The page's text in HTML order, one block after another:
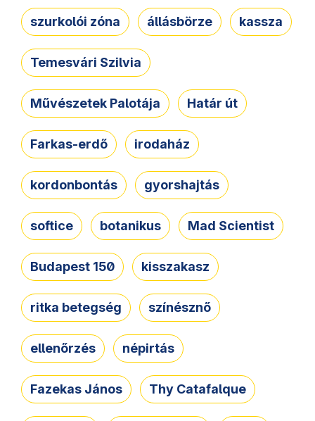
szurkolói zóna állásbörze kassza
Temesvári Szilvia
Művészetek Palotája Határ út
Farkas-erdő irodaház
kordonbontás gyorshajtás
softice botanikus Mad Scientist
Budapest 150 kisszakasz
ritka betegség színésznő
ellenőrzés népirtás
Fazekas János Thy Catafalque